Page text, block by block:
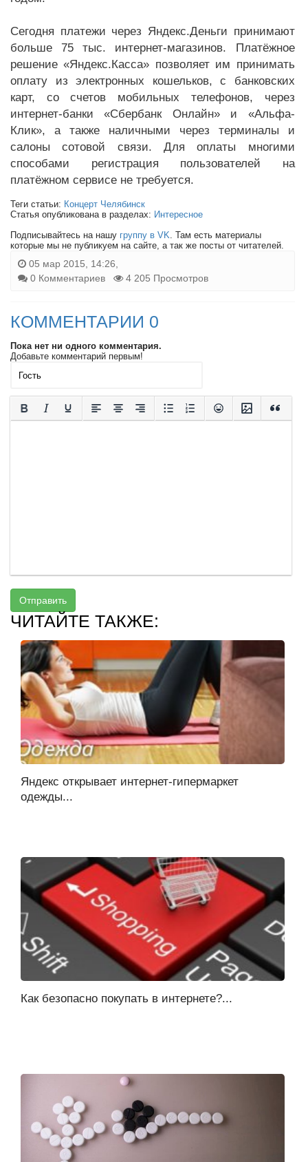
Сегодня платежи через Яндекс.Деньги принимают
больше 75 тыс. интернет-магазинов. Платёжное
решение «Яндекс.Касса» позволяет им принимать
оплату из электронных кошельков, с банковских
карт, со счетов мобильных телефонов, через
интернет-банки «Сбербанк Онлайн» и «Альфа-
Клик», а также наличными через терминалы и
салоны сотовой связи. Для оплаты многими
способами регистрация пользователей на
платёжном сервисе не требуется.
Теги статьи: Концерт Челябинск
Статья опубликована в разделах: Интересное
Подписывайтесь на нашу группу в VK. Там есть материалы
которые мы не публикуем на сайте, а так же посты от читателей.
05 мар 2015, 14:26,
0 Комментариев
4 205 Просмотров
КОММЕНТАРИИ 0
Пока нет ни одного комментария.
Добавьте комментарий первым!
Отправить
ЧИТАЙТЕ ТАКЖЕ:
Яндекс открывает интернет-гипермаркет
одежды...
Как безопасно покупать в интернете?...